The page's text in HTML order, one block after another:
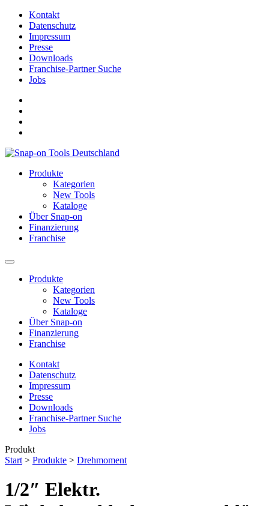
Kontakt
Datenschutz
Impressum
Presse
Downloads
Franchise-Partner Suche
Jobs
Produkte
Kategorien
New Tools
Kataloge
Über Snap-on
Finanzierung
Franchise
Produkte
Kategorien
New Tools
Kataloge
Über Snap-on
Finanzierung
Franchise
Kontakt
Datenschutz
Impressum
Presse
Downloads
Franchise-Partner Suche
Jobs
Produkt
Start > Produkte > Drehmoment
1/2″ Elektr.